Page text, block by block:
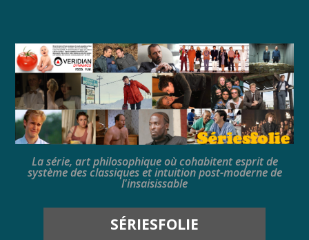
La série, art philosophique où cohabitent esprit de
système des classiques et intuition post-moderne de
l'insaisissable
SÉRIESFOLIE